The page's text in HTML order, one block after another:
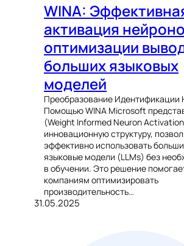
WINA:
активация
оптимизации
больших языковых
моделей
Преобразование Идентификации
Помощью WINA Microsoft
(Weight Informed Neuron
инновационную структуру,
эффективно использовать
языковые модели (LLMs) без
в обучении. Это решение
компаниям оптимизировать
производительность…
31.05.2025